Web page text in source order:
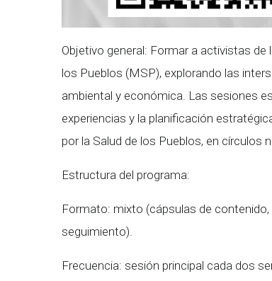
Objetivo general: Formar a activistas
los Pueblos (MSP), explorando las
ambiental y económica. Las sesiones
experiencias y la planificación
por la Salud de los Pueblos, en círculos
Estructura del programa:
Formato: mixto (cápsulas de
seguimiento).
Frecuencia: sesión principal cada dos